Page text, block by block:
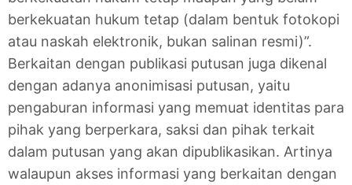
berkekuatan hukum tetap (dalam bentuk fotokopi
atau naskah elektronik, bukan salinan resmi)”.
Berkaitan dengan publikasi putusan juga dikenal
dengan adanya anonimisasi putusan, yaitu
pengaburan informasi yang memuat identitas para
pihak yang berperkara, saksi dan pihak terkait
dalam putusan yang akan dipublikasikan. Artinya
walaupun akses informasi yang berkaitan dengan